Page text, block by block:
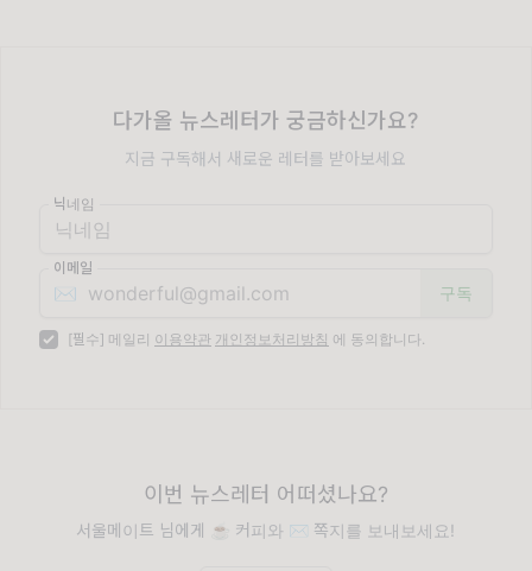
다가올 뉴스레터가 궁금하신가요?
지금 구독해서 새로운 레터를 받아보세요
닉네임
이메일
✉️
[필수] 메일리 이용약관 개인정보처리방침 에 동의합니다.
이번 뉴스레터 어떠셨나요?
서울메이트 님에게 ☕️ 커피와 ✉️ 쪽지를 보내보세요!